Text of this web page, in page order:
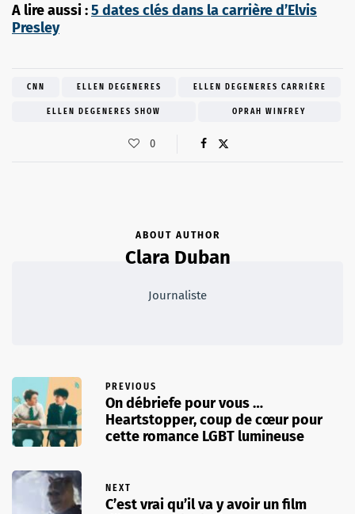
A lire aussi :5 dates clés dans la carrière d’Elvis
Presley
CNN ELLEN DEGENERES ELLEN DEGENERES CARRIÈRE
ELLEN DEGENERES SHOW OPRAH WINFREY
0
ABOUT AUTHOR
Clara Duban
Journaliste
PREVIOUS
On débriefe pour vous …
Heartstopper, coup de cœur pour
cette romance LGBT lumineuse
NEXT
C’est vrai qu’il va y avoir un film